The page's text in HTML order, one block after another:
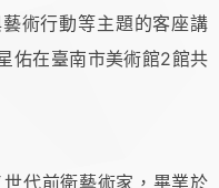
術行動等主題的客座講
佑在臺南市美術館2館共
代前衛藝術家，畢業於